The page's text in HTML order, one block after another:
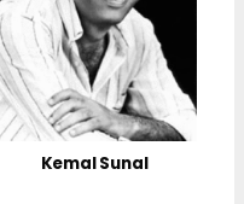
Kemal Sunal